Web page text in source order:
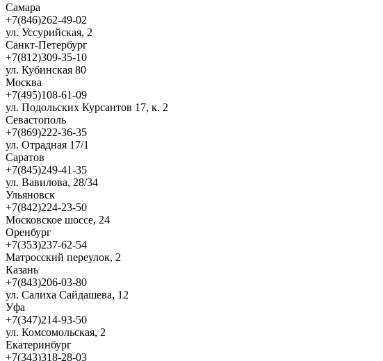
Самара
+7(846)262-49-02
ул. Уссурийская, 2
Санкт-Петербург
+7(812)309-35-10
ул. Кубинская 80
Москва
+7(495)108-61-09
ул. Подольских Курсантов 17, к. 2
Севастополь
+7(869)222-36-35
ул. Отрадная 17/1
Саратов
+7(845)249-41-35
ул. Вавилова, 28/34
Ульяновск
+7(842)224-23-50
Московское шоссе, 24
Оренбург
+7(353)237-62-54
Матросский переулок, 2
Казань
+7(843)206-03-80
ул. Салиха Сайдашева, 12
Уфа
+7(347)214-93-50
ул. Комсомольская, 2
Екатеринбург
+7(343)318-28-03